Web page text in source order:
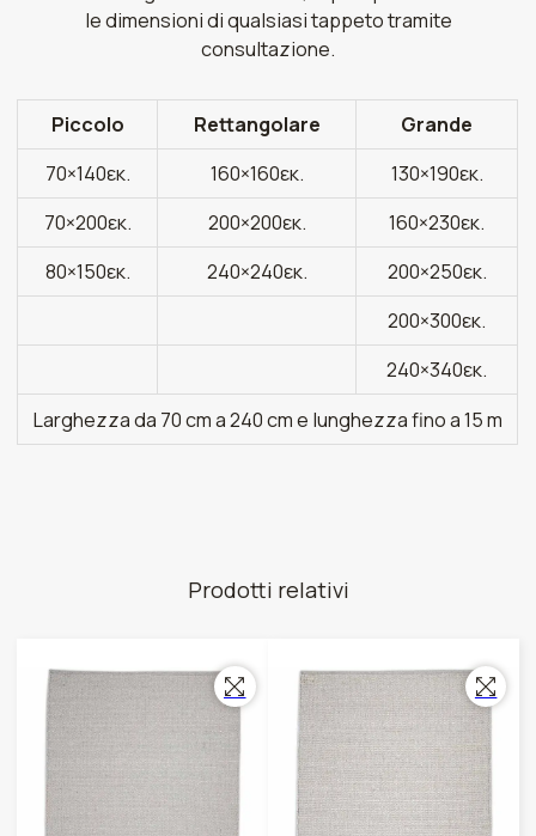
le dimensioni di qualsiasi tappeto tramite
consultazione.
Piccolo Rettangolare
Grande
70×140εκ.
160×160εκ.
130×190εκ.
70×200εκ.
200×200εκ.
160×230εκ.
80×150εκ.
240×240εκ.
200×250εκ.
200×300εκ.
240×340εκ.
Larghezza da 70 cm a 240 cm e lunghezza fino a 15 m
Prodotti relativi